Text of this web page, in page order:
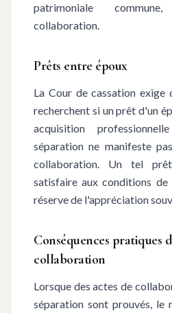
patrimoniale
collaboration.
Prêts entre époux
La Cour de cassation exige
recherchent si un prêt d'un
acquisition
séparation ne manifeste
collaboration. Un tel
satisfaire aux conditions
réserve de l'appréciation
Conséquences pratiques
collaboration
Lorsque des actes de
séparation sont prouvés, le